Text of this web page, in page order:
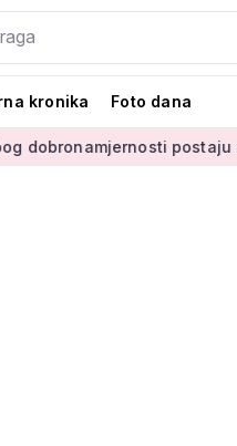
kronika Foto dana
postaju meta